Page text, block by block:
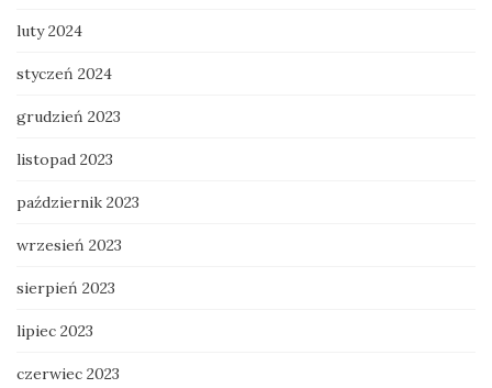
luty 2024
styczeń 2024
grudzień 2023
listopad 2023
październik 2023
wrzesień 2023
sierpień 2023
lipiec 2023
czerwiec 2023